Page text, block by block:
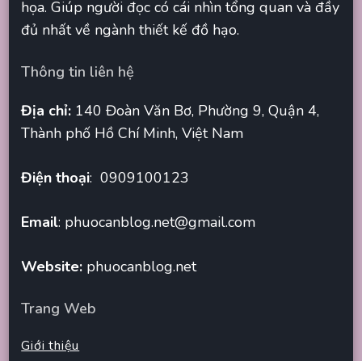
họa. Giúp người đọc có cái nhìn tổng quan và đầy
đủ nhất về ngành thiết kế đồ hạo.
Thông tin liên hệ
Địa chỉ: 140 Đoàn Văn Bơ, Phường 9, Quận 4,
Thành phố Hồ Chí Minh, Việt Nam
Điện thoại: 0909100123
Email: phuocanblog.net@gmail.com
Website: phuocanblog.net
Trang Web
Giới thiệu